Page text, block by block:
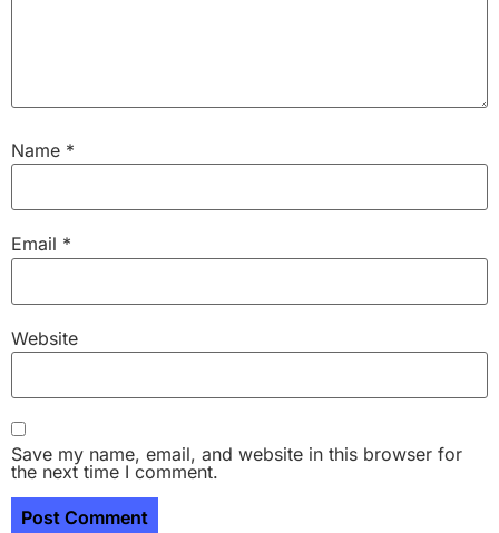
Name *
Email *
Website
Save my name, email, and website in this browser for
the next time I comment.